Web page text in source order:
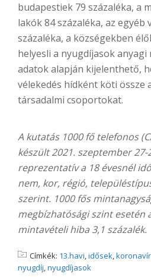
budapestiek 79 százaléka, a
lakók 84 százaléka, az egyéb
százaléka, a községekben
helyesli a nyugdíjasok anyagi
adatok alapján kijelenthető,
vélekedés hídként köti össze
társadalmi csoportokat.
A kutatás 1000 fő telefonos
készült 2021. szeptember
reprezentatív a 18 évesnél
nem, kor, régió,
szerint. 1000 fős
megbízhatósági szint esetén
mintavételi hiba 3,1 százalék.
Címkék: 13.havi,idősek,
nyugdíj,nyugdíjasok